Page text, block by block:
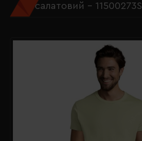
салатовий - 11500273S